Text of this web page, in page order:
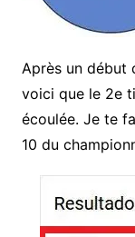
Après un début
voici que le 2e
écoulée. Je te
10 du